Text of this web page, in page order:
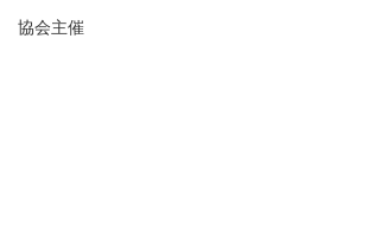
協会主催